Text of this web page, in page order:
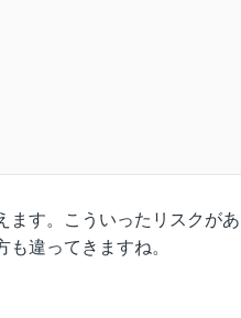
ます。こういったリスクがあ
違ってきますね。